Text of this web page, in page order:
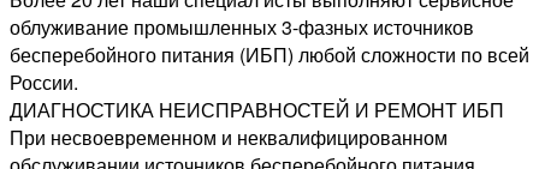
облуживание промышленных 3-фазных источников
бесперебойного питания (ИБП) любой сложности по всей
России.
ДИАГНОСТИКА НЕИСПРАВНОСТЕЙ И РЕМОНТ ИБП
При несвоевременном и неквалифицированном